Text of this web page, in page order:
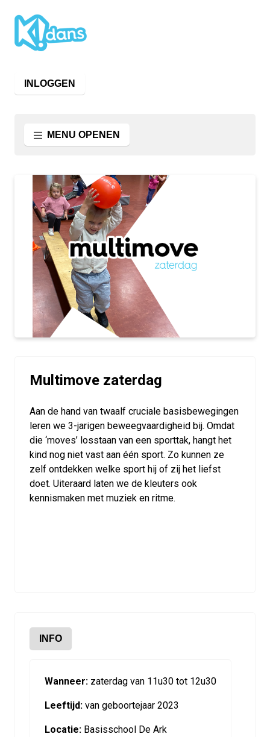
INLOGGEN
MENU OPENEN
Multimove zaterdag
Aan de hand van twaalf cruciale basisbewegingen
leren we 3-jarigen beweegvaardigheid bij. Omdat
die ‘moves’ losstaan van een sporttak, hangt het
kind nog niet vast aan één sport. Zo kunnen ze
zelf ontdekken welke sport hij of zij het liefst
doet. Uiteraard laten we de kleuters ook
kennismaken met muziek en ritme.
INFO
Wanneer: zaterdag van 11u30 tot 12u30
Leeftijd: van geboortejaar 2023
Locatie: Basisschool De Ark